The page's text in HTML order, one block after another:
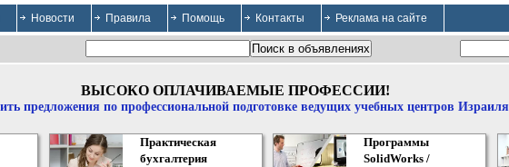
Новости Правила Помощь Контакты Реклама на сайте
ВЫСОКО ОПЛАЧИВАЕМЫЕ ПРОФЕССИИ!
предложения по профессиональной подготовке ведущих учебных центров Израиля
Практическая
бухгалтерия
Программы
SolidWorks /